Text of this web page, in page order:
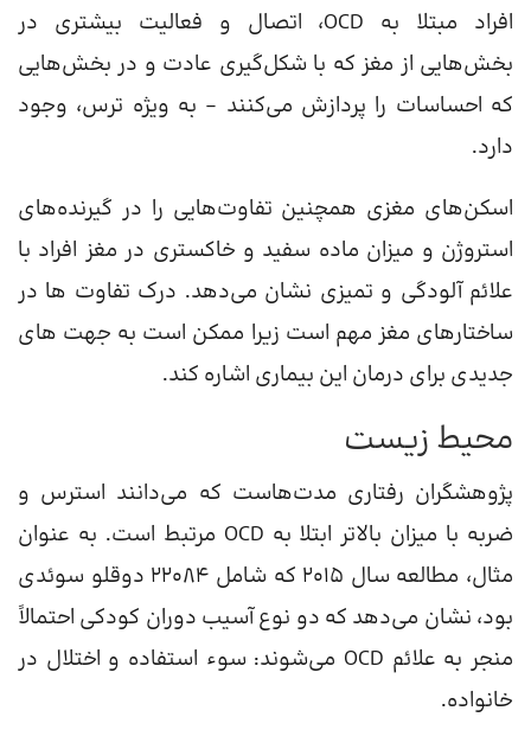
افراد مبتلا به OCD، اتصال و فعالیت بیشتری در
بخش‌هایی از مغز که با شکل‌گیری عادت و در بخش‌هایی
که احساسات را پردازش می‌کنند – به ویژه ترس، وجود
دارد.
اسکن‌های مغزی همچنین تفاوت‌هایی را در گیرنده‌های
استروژن و میزان ماده سفید و خاکستری در مغز افراد با
علائم آلودگی و تمیزی نشان می‌دهد. درک تفاوت ها در
ساختارهای مغز مهم است زیرا ممکن است به جهت های
جدیدی برای درمان این بیماری اشاره کند.
محیط زیست
پژوهشگران رفتاری مدت‌هاست که می‌دانند استرس و
ضربه با میزان بالاتر ابتلا به OCD مرتبط است. به عنوان
مثال، مطالعه سال 2015 که شامل 22084 دوقلو سوئدی
بود، نشان می‌دهد که دو نوع آسیب دوران کودکی احتمالاً
منجر به علائم OCD می‌شوند: سوء استفاده و اختلال در
خانواده.